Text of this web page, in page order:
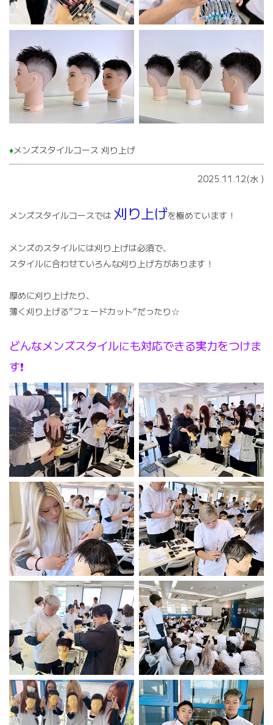
♦️メンズスタイルコース 刈り上げ
2025.11.12(水 )
メンズスタイルコースでは 刈り上げを極めています！
メンズのスタイルには刈り上げは必須で、
スタイルに合わせていろんな刈り上げ方があります！
厚めに刈り上げたり、
薄く刈り上げる”フェードカット”だったり☆
どんなメンズスタイルにも対応できる実力をつけま
す❗️